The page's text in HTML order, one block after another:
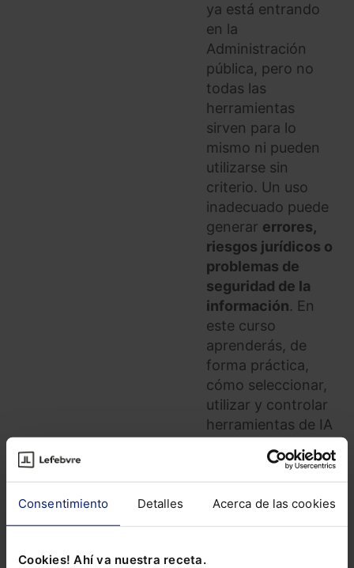
Consentimiento Detalles Acerca de las cookies
Cookies! Ahí va nuestra receta.
ya está entrando
en la
Administración
pública, pero no
todas las
herramientas
sirven para lo
mismo ni pueden
utilizarse sin
criterio. Un uso
inadecuado puede
generar errores,
riesgos jurídicos o
problemas de
seguridad de la
información. En
este curso
aprenderás, de
forma práctica,
cómo seleccionar,
utilizar y controlar
herramientas de IA
función de cada
tarea, los datos
implicados y las
exigencias